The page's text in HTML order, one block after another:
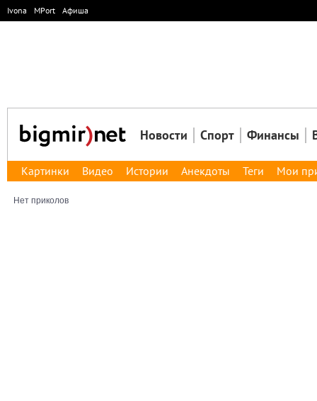
Ivona MPort Афиша
Новости Спорт Финансы
Картинки Видео Истории Анекдоты Теги Мои
Нет приколов